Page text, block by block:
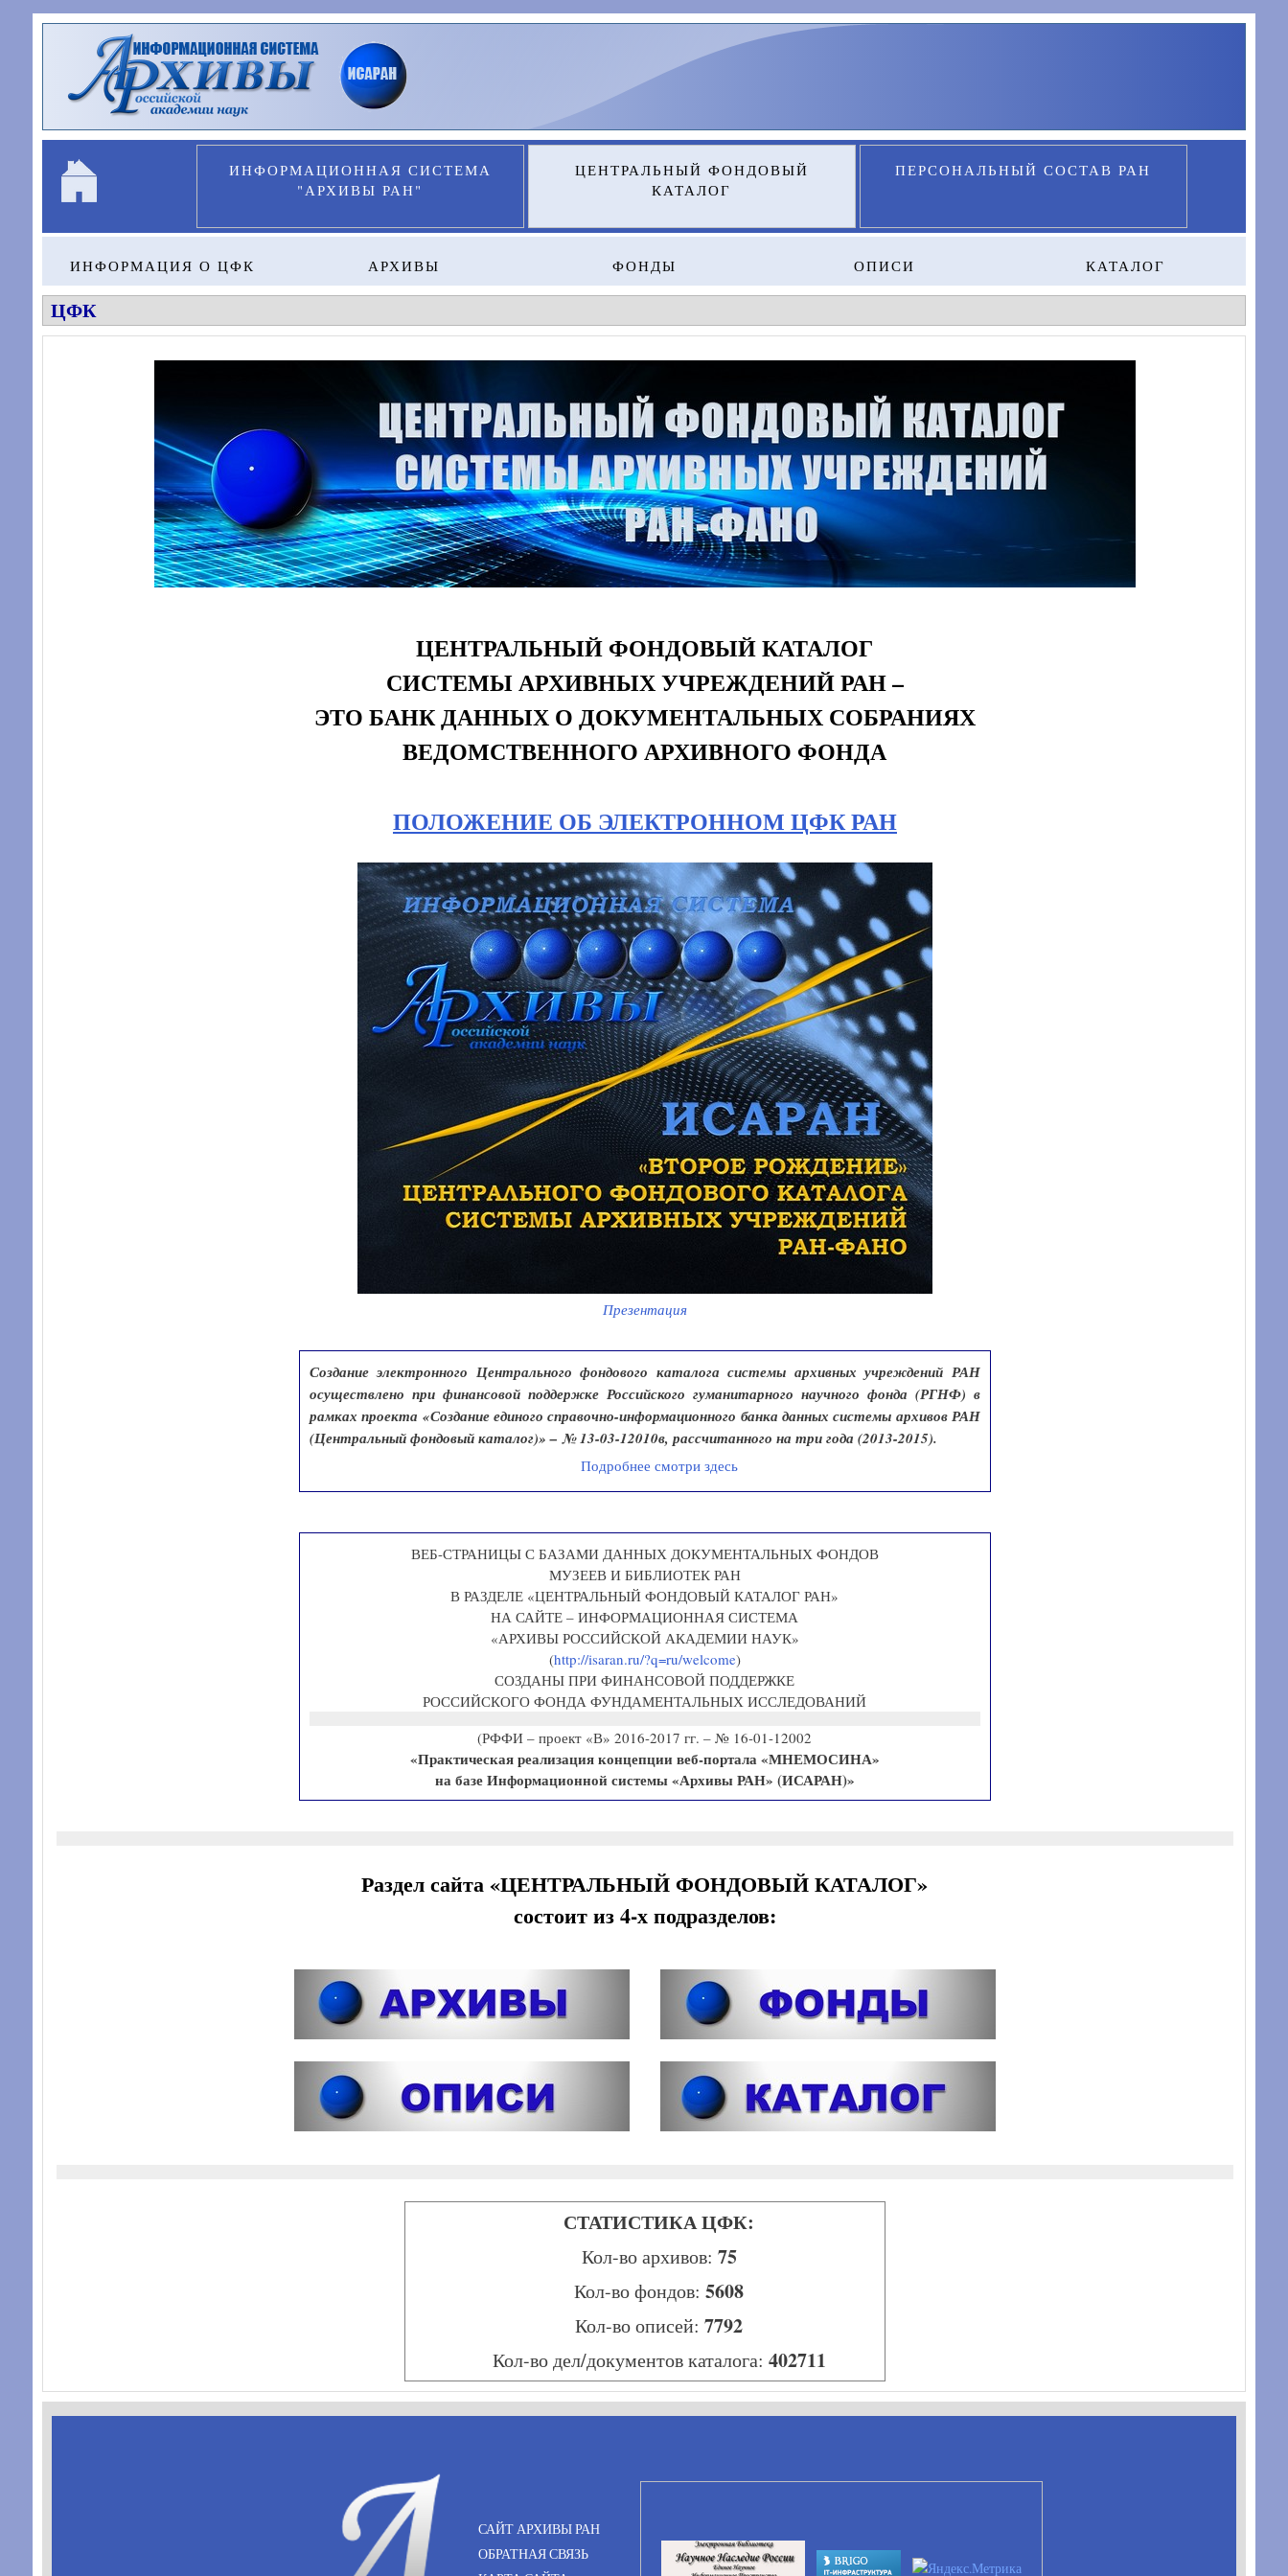
Перейти к основному содержанию
ИНФОРМАЦИОННАЯ СИСТЕМА
"АРХИВЫ РАН"
ЦЕНТРАЛЬНЫЙ ФОНДОВЫЙ
КАТАЛОГ
ПЕРСОНАЛЬНЫЙ СОСТАВ РАН
ИНФОРМАЦИЯ О ЦФК АРХИВЫ ФОНДЫ ОПИСИ КАТАЛОГ
ЦФК
ЦЕНТРАЛЬНЫЙ ФОНДОВЫЙ КАТАЛОГ
СИСТЕМЫ АРХИВНЫХ УЧРЕЖДЕНИЙ РАН –
ЭТО БАНК ДАННЫХ О ДОКУМЕНТАЛЬНЫХ СОБРАНИЯХ
ВЕДОМСТВЕННОГО АРХИВНОГО ФОНДА
ПОЛОЖЕНИЕ ОБ ЭЛЕКТРОННОМ ЦФК РАН
Презентация
Создание электронного Центрального фондового каталога системы архивных учреждений РАН
осуществлено при финансовой поддержке Российского гуманитарного научного фонда (РГНФ) в
рамках проекта «Создание единого справочно-информационного банка данных системы архивов РАН
(Центральный фондовый каталог)» – № 13-03-12010в, рассчитанного на три года (2013-2015).
Подробнее смотри здесь
ВЕБ-СТРАНИЦЫ С БАЗАМИ ДАННЫХ ДОКУМЕНТАЛЬНЫХ ФОНДОВ
МУЗЕЕВ И БИБЛИОТЕК РАН
В РАЗДЕЛЕ «ЦЕНТРАЛЬНЫЙ ФОНДОВЫЙ КАТАЛОГ РАН»
НА САЙТЕ – ИНФОРМАЦИОННАЯ СИСТЕМА
«АРХИВЫ РОССИЙСКОЙ АКАДЕМИИ НАУК»
(http://isaran.ru/?q=ru/welcome)
СОЗДАНЫ ПРИ ФИНАНСОВОЙ ПОДДЕРЖКЕ
РОССИЙСКОГО ФОНДА ФУНДАМЕНТАЛЬНЫХ ИССЛЕДОВАНИЙ
(РФФИ – проект «В» 2016-2017 гг. – № 16-01-12002
«Практическая реализация концепции веб-портала «МНЕМОСИНА»
на базе Информационной системы «Архивы РАН» (ИСАРАН)»
Раздел сайта «ЦЕНТРАЛЬНЫЙ ФОНДОВЫЙ КАТАЛОГ»
состоит из 4-х подразделов:
СТАТИСТИКА ЦФК:
Кол-во архивов: 75
Кол-во фондов:5608
Кол-во описей:7792
Кол-во дел/документов каталога: 402711
САЙТ АРХИВЫ РАН
ОБРАТНАЯ СВЯЗЬ